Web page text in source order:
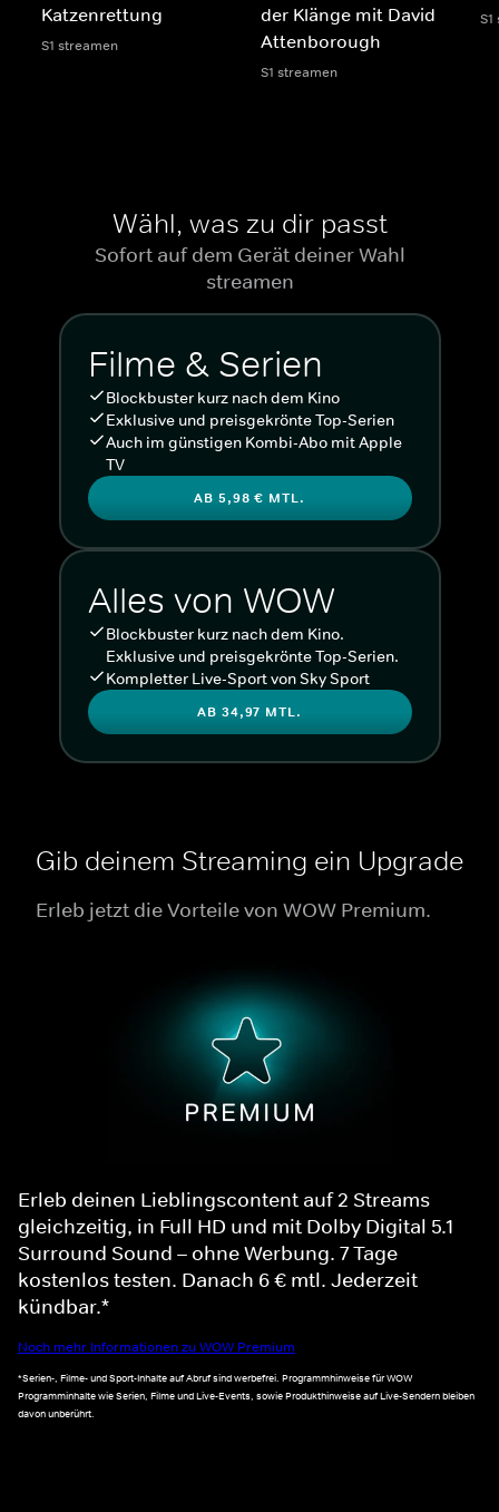
Katzenrettung
S1 streamen
der Klänge mit David
Attenborough
S1 streamen
Wähl, was zu dir passt
Sofort auf dem Gerät deiner Wahl
streamen
Filme & Serien
Blockbuster kurz nach dem Kino
Exklusive und preisgekrönte Top-Serien
Auch im günstigen Kombi-Abo mit Apple
TV
AB 5,98 € MTL.
Alles von WOW
Blockbuster kurz nach dem Kino.
Exklusive und preisgekrönte Top-Serien.
Kompletter Live-Sport von Sky Sport
AB 34,97 MTL.
Gib deinem Streaming ein Upgrade
Erleb jetzt die Vorteile von WOW Premium.
Erleb deinen Lieblingscontent auf 2 Streams
gleichzeitig, in Full HD und mit Dolby Digital 5.1
Surround Sound – ohne Werbung. 7 Tage
kostenlos testen. Danach 6 € mtl. Jederzeit
kündbar.*
Noch mehr Informationen zu WOW Premium
*Serien-, Filme- und Sport-Inhalte auf Abruf sind werbefrei. Programmhinweise für WOW
Programminhalte wie Serien, Filme und Live-Events, sowie Produkthinweise auf Live-Sendern bleiben
davon unberührt.